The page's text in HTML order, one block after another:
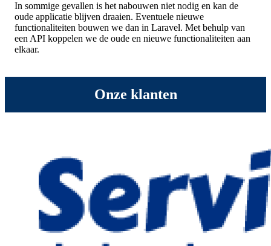
In sommige gevallen is het nabouwen niet nodig en kan de
oude applicatie blijven draaien. Eventuele nieuwe
functionaliteiten bouwen we dan in Laravel. Met behulp van
een API koppelen we de oude en nieuwe functionaliteiten aan
elkaar.
Onze klanten